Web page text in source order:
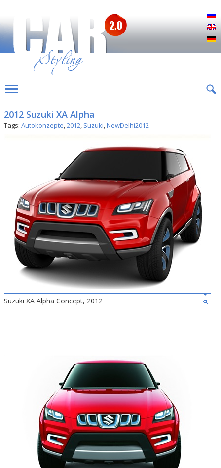
2012 Suzuki XA Alpha
Tags: Autokonzepte,2012, Suzuki,NewDelhi2012
Suzuki XA Alpha Concept, 2012